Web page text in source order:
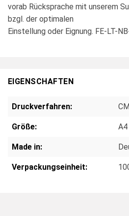
vorab Rücksprache mit unserem
bzgl. der optimalen
Einstellung oder Eignung. FE-LT-
EIGENSCHAFTEN
Druckverfahren:
Größe: A4
Made in:
Verpackungseinheit: